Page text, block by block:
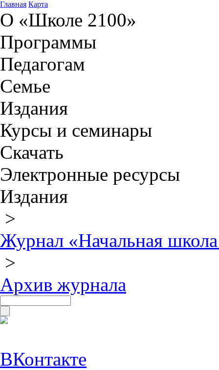
Главная Карта
О «Школе 2100»
Программы
Педагогам
Семье
Издания
Курсы и семинары
Скачать
Электронные ресурсы
Издания
>
Журнал «Начальная
>
Архив журнала
ВКонтакте